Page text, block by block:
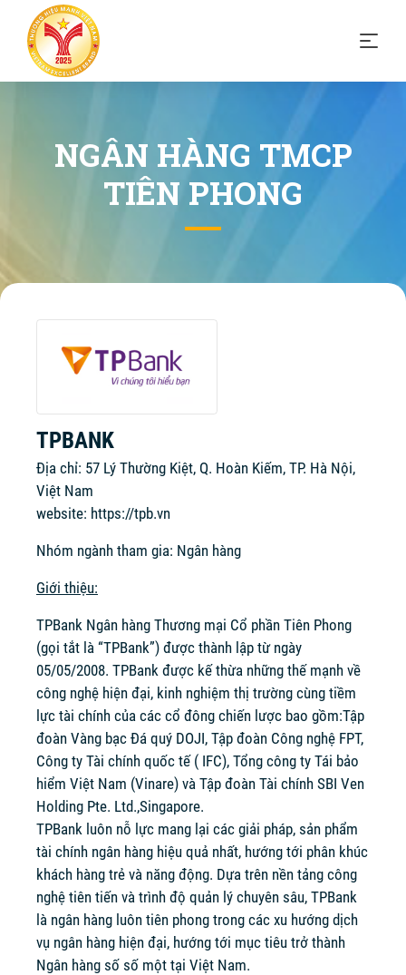
NGÂN HÀNG TMCP
TIÊN PHONG
TPBANK
Địa chỉ: 57 Lý Thường Kiệt, Q. Hoàn Kiếm, TP. Hà Nội,
Việt Nam
website: https://tpb.vn
Nhóm ngành tham gia: Ngân hàng
Giới thiệu:
TPBank Ngân hàng Thương mại Cổ phần Tiên Phong
(gọi tắt là “TPBank”) được thành lập từ ngày
05/05/2008. TPBank được kế thừa những thế mạnh về
công nghệ hiện đại, kinh nghiệm thị trường cùng tiềm
lực tài chính của các cổ đông chiến lược bao gồm:Tập
đoàn Vàng bạc Đá quý DOJI, Tập đoàn Công nghệ FPT,
Công ty Tài chính quốc tế ( IFC), Tổng công ty Tái bảo
hiểm Việt Nam (Vinare) và Tập đoàn Tài chính SBI Ven
Holding Pte. Ltd.,Singapore.
TPBank luôn nỗ lực mang lại các giải pháp, sản phẩm
tài chính ngân hàng hiệu quả nhất, hướng tới phân khúc
khách hàng trẻ và năng động. Dựa trên nền tảng công
nghệ tiên tiến và trình độ quản lý chuyên sâu, TPBank
là ngân hàng luôn tiên phong trong các xu hướng dịch
vụ ngân hàng hiện đại, hướng tới mục tiêu trở thành
Ngân hàng số số một tại Việt Nam.